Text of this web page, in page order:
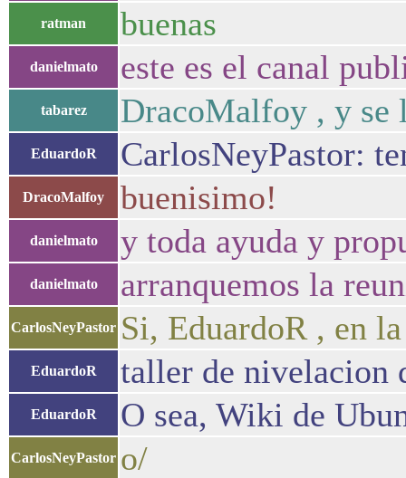
ratman buenas
danielmato este es el canal
tabarez DracoMalfoy , y se
EduardoR CarlosNeyPastor:
DracoMalfoy buenisimo!
danielmato y toda ayuda y
danielmato arranquemos la
CarlosNeyPastor Si, EduardoR , en
EduardoR taller de nivelacion
EduardoR O sea, Wiki de
CarlosNeyPastor o/